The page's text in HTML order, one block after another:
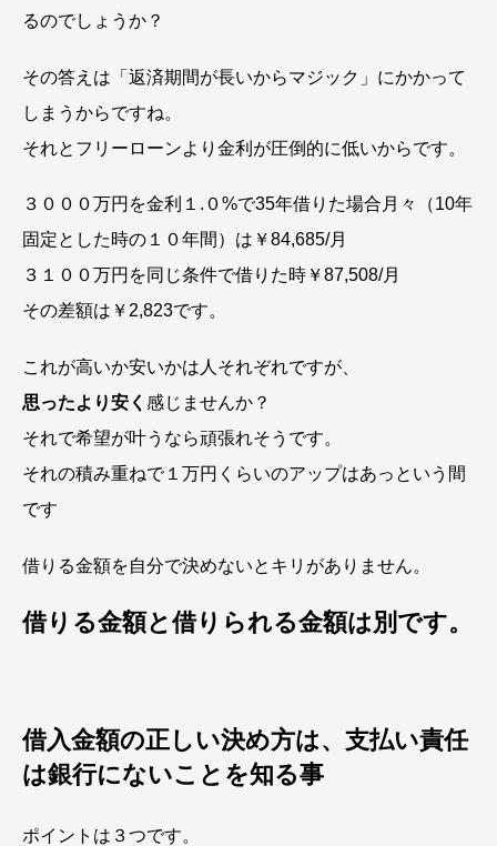
るのでしょうか？
その答えは「返済期間が長いからマジック」にかかって
しまうからですね。
それとフリーローンより金利が圧倒的に低いからです。
３０００万円を金利１.０%で35年借りた場合月々（10年
固定とした時の１０年間）は￥84,685/月
３１００万円を同じ条件で借りた時￥87,508/月
その差額は￥2,823です。
これが高いか安いかは人それぞれですが、
思ったより安く 感じませんか？
それで希望が叶うなら頑張れそうです。
それの積み重ねで１万円くらいのアップはあっという間
です
借りる金額を自分で決めないとキリがありません。
借りる金額と借りられる金額は別です。
借入金額の正しい決め方は、支払い責任
は銀行にないことを知る事
ポイントは３つです。